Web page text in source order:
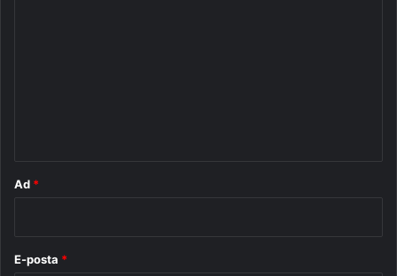
Ad *
E-posta *